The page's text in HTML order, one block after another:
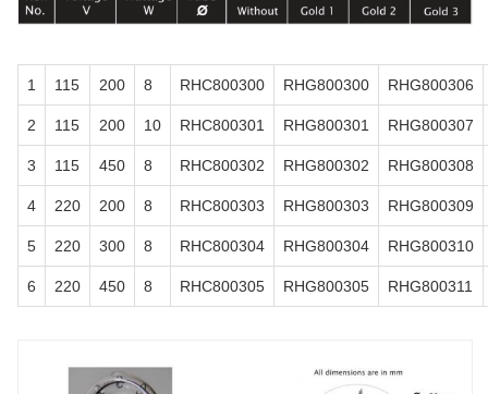
1 115 200 8 RHC800300 RHG800300 RHG800306
2 115 200 10 RHC800301 RHG800301 RHG800307
3 115 450 8 RHC800302 RHG800302 RHG800308
4 220 200 8 RHC800303 RHG800303 RHG800309
5 220 300 8 RHC800304 RHG800304 RHG800310
6 220 450 8 RHC800305 RHG800305 RHG800311